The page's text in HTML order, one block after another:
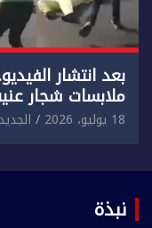
بعد انتشار
ملابسات شجار
18 يوليو، 2026
نبذة